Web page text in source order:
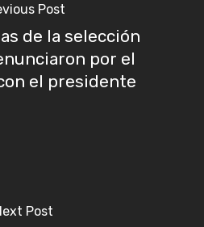
Post
de la selección
por el
el presidente
Post